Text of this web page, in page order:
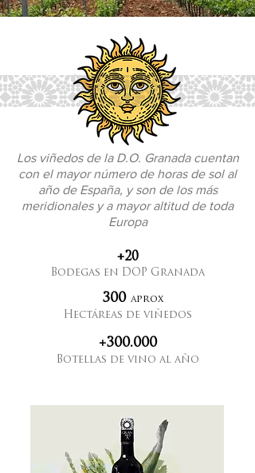
Los viñedos de la D.O. Granada cuentan
con el mayor número de horas de sol al
año de España, y son de los más
meridionales y a mayor altitud de toda
Europa
+20
Bodegas en DOP Granada
300 aprox
Hectáreas de viñedos
+300.000
Botellas de vino al año